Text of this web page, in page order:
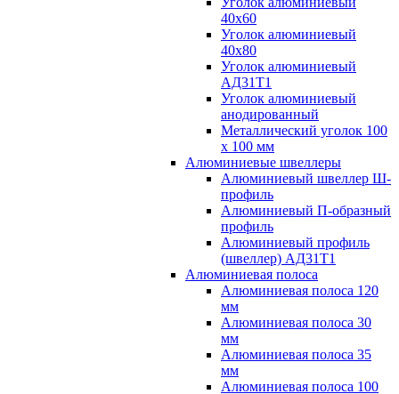
40х60
Уголок алюминиевый
40х80
Уголок алюминиевый
АД31Т1
Уголок алюминиевый
анодированный
Металлический уголок 100
х 100 мм
Алюминиевые швеллеры
Алюминиевый швеллер Ш-
профиль
Алюминиевый П-образный
профиль
Алюминиевый профиль
(швеллер) АД31Т1
Алюминиевая полоса
Алюминиевая полоса 120
мм
Алюминиевая полоса 30
мм
Алюминиевая полоса 35
мм
Алюминиевая полоса 100